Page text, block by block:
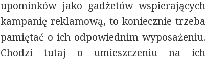
upominków jako gadżetów wspierających
kampanię reklamową, to koniecznie trzeba
pamiętać o ich odpowiednim wyposażeniu.
Chodzi tutaj o umieszczeniu na ich